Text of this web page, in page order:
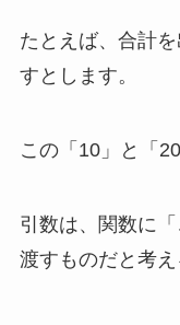
たとえば、合計
すとします。
この「10」と「
引数は、関数に
渡すものだと考え